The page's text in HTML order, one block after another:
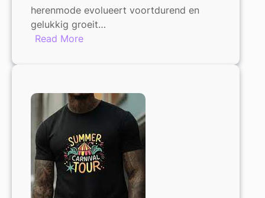
herenmode evolueert voortdurend en
gelukkig groeit…
Read More:
Size
Herenkleding:
en
Comfortabel